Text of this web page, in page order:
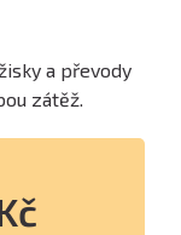
a převody
zátěž.